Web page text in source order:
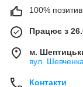
100%
Працює з
м.
вул.
Контакти